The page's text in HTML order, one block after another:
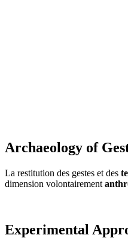
Archaeology of
La restitution des gestes et des
dimension volontairement
Experimental